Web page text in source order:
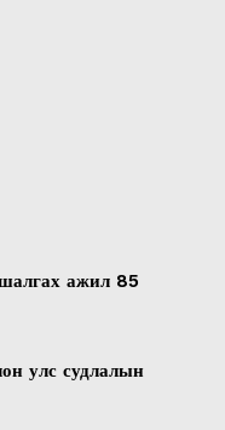
ажил 85
улс судлалын